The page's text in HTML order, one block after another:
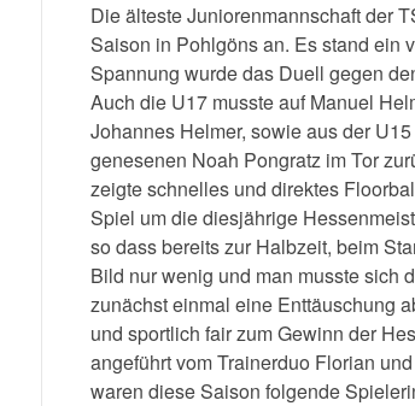
Die älteste Juniorenmannschaft der
Saison in Pohlgöns an. Es stand ein
Spannung wurde das Duell gegen
Auch die U17 musste auf Manuel
Johannes Helmer, sowie aus der
genesenen Noah Pongratz im Tor
zeigte schnelles und direktes
Spiel um die diesjährige
so dass bereits zur Halbzeit, beim
Bild nur wenig und man musste sich
zunächst einmal eine Enttäuschung
und sportlich fair zum Gewinn der
angeführt vom Trainerduo Florian
waren diese Saison folgende